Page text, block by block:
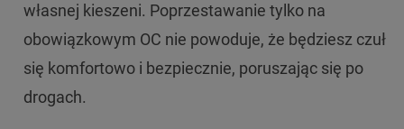
własnej kieszeni. Poprzestawanie tylko na
obowiązkowym OC nie powoduje, że będziesz czuł
się komfortowo i bezpiecznie, poruszając się po
drogach.